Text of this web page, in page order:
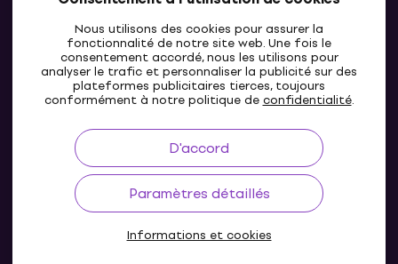
Nous utilisons des cookies pour assurer la
fonctionnalité de notre site web. Une fois le
consentement accordé, nous les utilisons pour
analyser le trafic et personnaliser la publicité sur des
plateformes publicitaires tierces, toujours
conformément à notre politique deconfidentialité.
D'accord
Paramètres détaillés
Informations et cookies
LU